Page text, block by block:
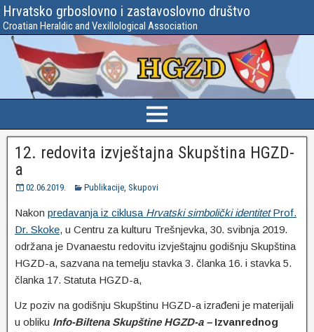
Hrvatsko grboslovno i zastavoslovno društvo
Croatian Heraldic and Vexillological Association
12. redovita izvještajna Skupština HGZD-
a
02.06.2019. Publikacije, Skupovi
Nakon predavanja iz ciklusa Hrvatski simbolički identitetProf.
Dr. Skoke, u Centru za kulturu Trešnjevka, 30. svibnja 2019.
održana je Dvanaestu redovitu izvještajnu godišnju Skupština
HGZD-a, sazvana na temelju stavka 3. članka 16. i stavka 5.
članka 17. Statuta HGZD-a,
Uz poziv na godišnju Skupštinu HGZD-a izrađeni je materijali
u obliku Info-Biltena Skupštine HGZD-a – Izvanrednog